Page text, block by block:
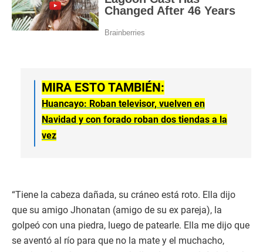
MIRA ESTO TAMBIÉN:
Huancayo: Roban televisor, vuelven en
Navidad y con forado roban dos tiendas a la
vez
“Tiene la cabeza dañada, su cráneo está roto. Ella dijo
que su amigo Jhonatan (amigo de su ex pareja), la
golpeó con una piedra, luego de patearle. Ella me dijo que
se aventó al río para que no la mate y el muchacho,